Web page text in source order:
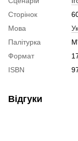
Сторінок
Мова
Палітурка
Формат
ISBN
Відгуки